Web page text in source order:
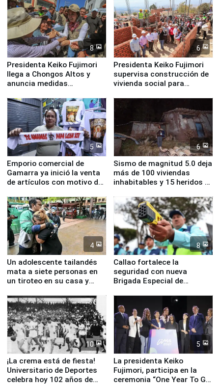
8
Presidenta Keiko Fujimori
llega a Chongos Altos y
anuncia medidas
educación, salud y empleo
6
Presidenta Keiko Fujimori
supervisa construcción de
vivienda social para
5
Emporio comercial de
Gamarra ya inició la venta
de artículos con motivo de
6
Sismo de magnitud 5.0 deja
más de 100 viviendas
inhabitables y 15 heridos en
4
Un adolescente tailandés
mata a siete personas en
un tiroteo en su casa y
8
Callao fortalece la
seguridad con nueva
Brigada Especial de
equipamiento para
Serenazgo
10
¡La crema está de fiesta!
Universitario de Deportes
celebra hoy 102 años de
5
La presidenta Keiko
Fujimori, participa en la
ceremonia “One Year To Go